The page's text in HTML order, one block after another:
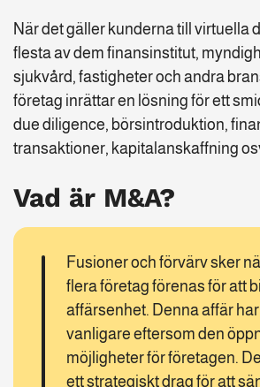
När det gäller kunderna till virtuella
flesta av dem finansinstitut,
sjukvård, fastigheter och andra
företag inrättar en lösning för ett
due diligence, börsintroduktion,
transaktioner, kapitalanskaffning
Vad är M&A?
Fusioner och förvärv sker
flera företag förenas för att
affärsenhet. Denna affär
vanligare eftersom den
möjligheter för företagen.
ett strategiskt drag för att